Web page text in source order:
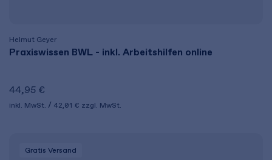
Helmut Geyer
Praxiswissen BWL - inkl. Arbeitshilfen online
44,95 €
inkl. MwSt. 42,01 € zzgl. MwSt.
Gratis Versand